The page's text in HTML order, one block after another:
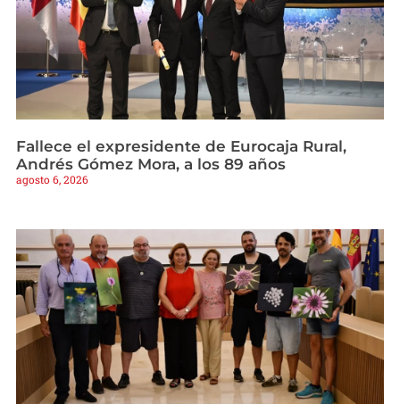
Fallece el expresidente de Eurocaja Rural,
Andrés Gómez Mora, a los 89 años
agosto 6, 2026